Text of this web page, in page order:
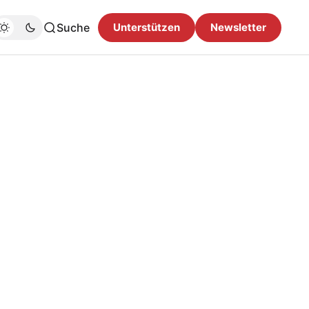
Suche Unterstützen Newsletter